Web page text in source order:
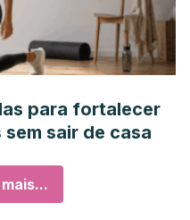
para fortalecer
sair de casa